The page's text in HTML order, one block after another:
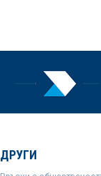
ДРУГИ